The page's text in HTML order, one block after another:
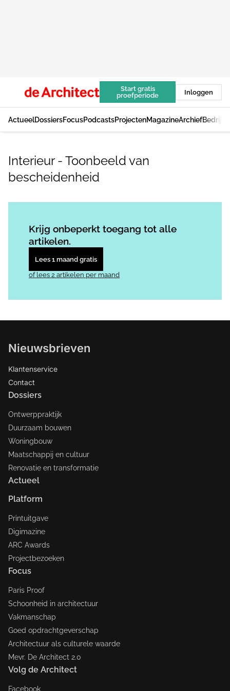
Start gratis
proefperiode
Inloggen
ActueelDossiersFocusPodcastsProjectenMagazineArchief
Interieur - Toonbeeld van
bescheidenheid
Krijg onbeperkt toegang tot alle
artikelen.
Lees 1 maand gratis
of lees 2 artikelen per maand
Nieuwsbrieven
Klantenservice
Contact
Dossiers
Ontwerppraktijk
Duurzaam bouwen
Woningbouw
Maatschappij en cultuur
Renovatie en transformatie
Actueel
Platform
Printuitgave
Digimazine
ARC Awards
Projectbezoeken
Focus
Paris Proof
Schoonheid in architectuur
Vakmanschap
Goed opdrachtgeverschap
Architectuur als culturele waarde
Mevr. De Architect 2.0
Volg de Architect
Facebook